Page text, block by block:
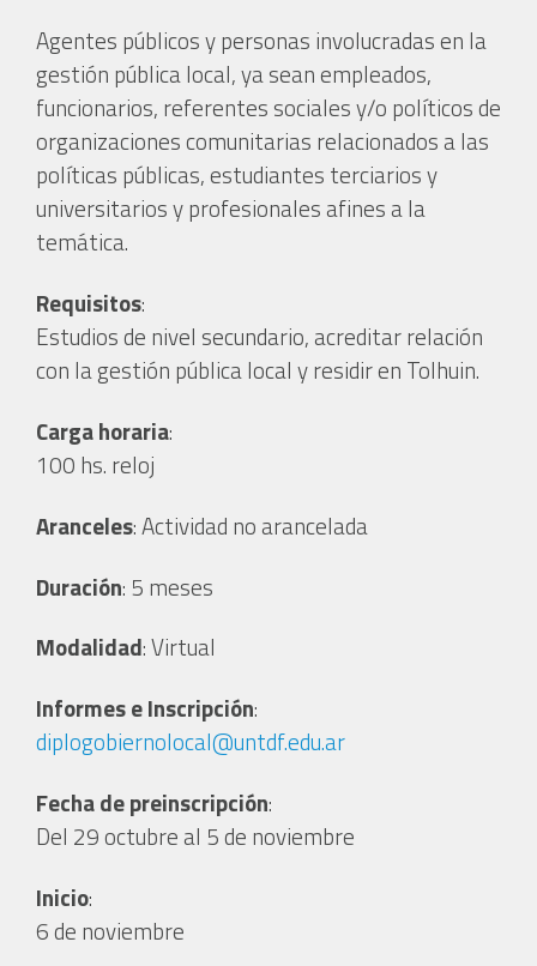
Agentes públicos y personas involucradas en la
gestión pública local, ya sean empleados,
funcionarios, referentes sociales y/o políticos de
organizaciones comunitarias relacionados a las
políticas públicas, estudiantes terciarios y
universitarios y profesionales afines a la
temática.
Requisitos:
Estudios de nivel secundario, acreditar relación
con la gestión pública local y residir en Tolhuin.
Carga horaria:
100 hs. reloj
Aranceles: Actividad no arancelada
Duración: 5 meses
Modalidad: Virtual
Informes e Inscripción:
diplogobiernolocal@untdf.edu.ar
Fecha de preinscripción:
Del 29 octubre al 5 de noviembre
Inicio:
6 de noviembre